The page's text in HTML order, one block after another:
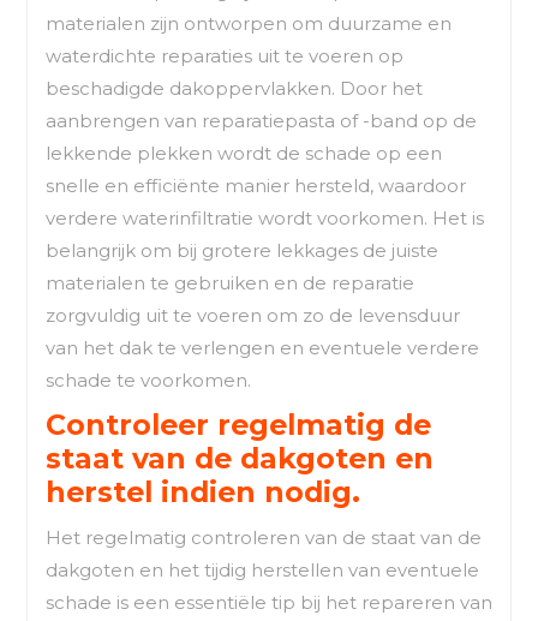
materialen zijn ontworpen om duurzame en
waterdichte reparaties uit te voeren op
beschadigde dakoppervlakken. Door het
aanbrengen van reparatiepasta of -band op de
lekkende plekken wordt de schade op een
snelle en efficiënte manier hersteld, waardoor
verdere waterinfiltratie wordt voorkomen. Het is
belangrijk om bij grotere lekkages de juiste
materialen te gebruiken en de reparatie
zorgvuldig uit te voeren om zo de levensduur
van het dak te verlengen en eventuele verdere
schade te voorkomen.
Controleer regelmatig de
staat van de dakgoten en
herstel indien nodig.
Het regelmatig controleren van de staat van de
dakgoten en het tijdig herstellen van eventuele
schade is een essentiële tip bij het repareren van